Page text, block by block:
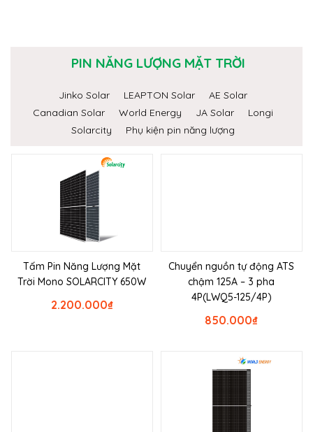
PIN NĂNG LƯỢNG MẶT TRỜI
Jinko Solar LEAPTON Solar
AE Solar
Canadian Solar
World Energy JA Solar
Longi
Solarcity
Phụ kiện pin năng lượng
Tấm Pin Năng Lượng Mặt
Trời Mono SOLARCITY 650W
₫
2.200.000
Chuyển nguồn tự động ATS
chậm 125A – 3 pha
4P(LWQ5-125/4P)
₫
850.000